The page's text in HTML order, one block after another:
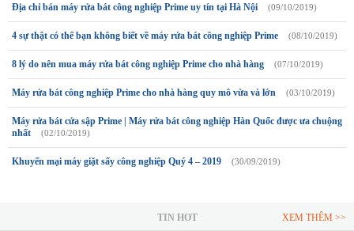
Địa chỉ bán máy rửa bát công nghiệp Prime uy tín tại Hà Nội (09/10/2019)
4 sự thật có thể bạn không biết về máy rửa bát công nghiệp Prime (08/10/2019)
8 lý do nên mua máy rửa bát công nghiệp Prime cho nhà hàng (07/10/2019)
Máy rửa bát công nghiệp Prime cho nhà hàng quy mô vừa và lớn (03/10/2019)
Máy rửa bát cửa sập Prime | Máy rửa bát công nghiệp Hàn Quốc được ưa chuộng
nhất
(02/10/2019)
Khuyến mại máy giặt sấy công nghiệp Quý 4 – 2019 (30/09/2019)
TIN HOT XEM THÊM >>